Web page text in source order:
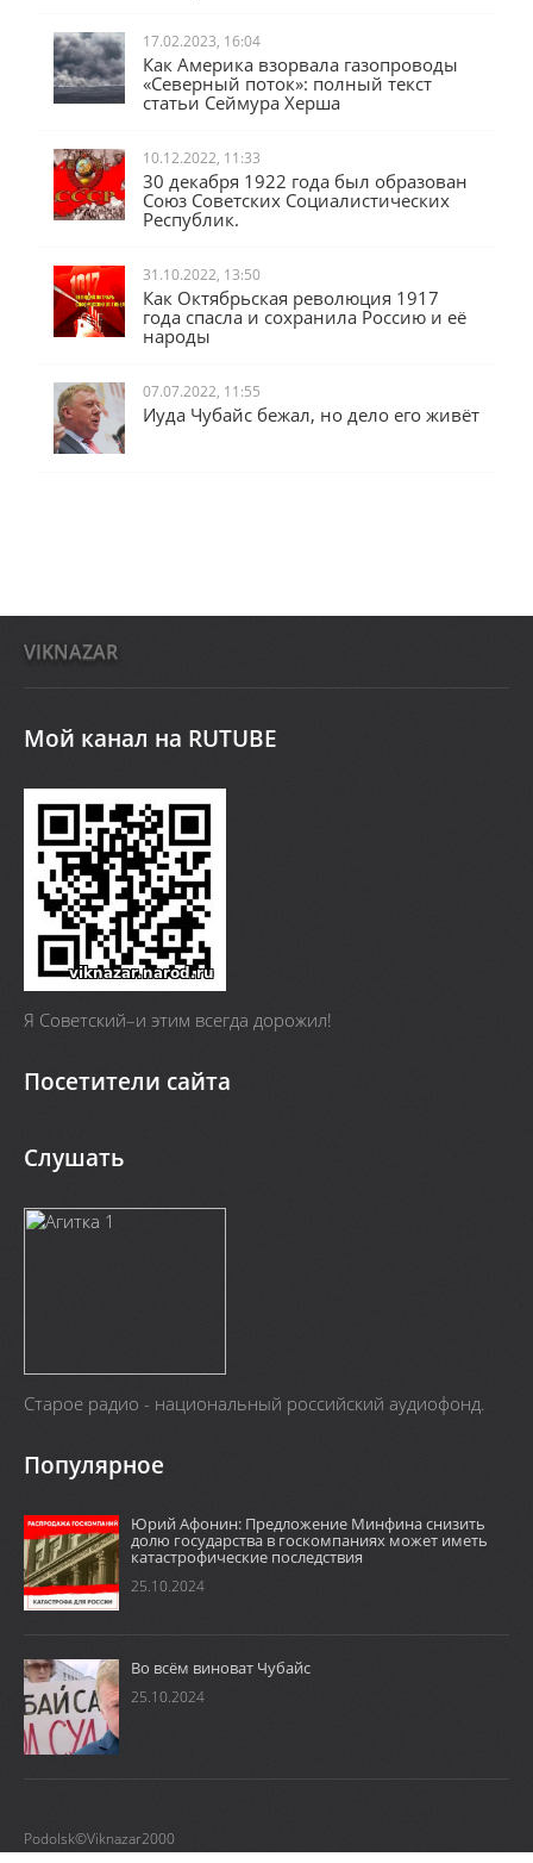
17.02.2023, 16:04
Как Америка взорвала газопроводы
«Северный поток»: полный текст
статьи Сеймура Херша
10.12.2022, 11:33
30 декабря 1922 года был образован
Союз Советских Социалистических
Республик.
31.10.2022, 13:50
Как Октябрьская революция 1917
года спасла и сохранила Россию и её
народы
07.07.2022, 11:55
Иуда Чубайс бежал, но дело его живёт
VIKNAZAR
Мой канал на RUTUBE
Я Cоветский–и этим всегда дорожил!
Посетители сайта
Слушать
Старое радио - национальный российский аудиофонд.
Популярное
Юрий Афонин: Предложение Минфина снизить
долю государства в госкомпаниях может иметь
катастрофические последствия
25.10.2024
Во всём виноват Чубайс
25.10.2024
Podolsk©Viknazar2000